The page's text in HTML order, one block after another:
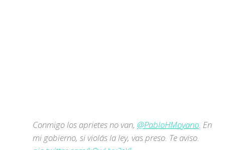
Conmigo los aprietes no van, @PabloHMoyano. En
mi gobierno, si violás la ley, vas preso. Te aviso.